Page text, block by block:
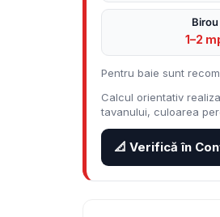
Birou
1–2
Pentru baie sunt
Calcul orientativ
tavanului, culoarea
📐 Verifică în